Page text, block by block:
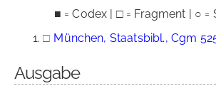
■ = Codex | □ = Fragment | ○ =
□ München, Staatsbibl., Cgm
Ausgabe